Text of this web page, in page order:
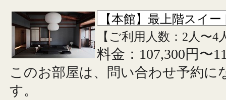
【ご利用人数：2人〜4
料金：107,300円〜
このお部屋は、問い合わせ予約に
す。